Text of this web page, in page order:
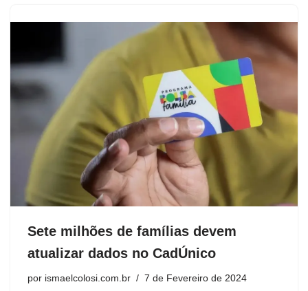
Sete milhões de famílias devem
atualizar dados no CadÚnico
por ismaelcolosi.com.br 7 de Fevereiro de 2024